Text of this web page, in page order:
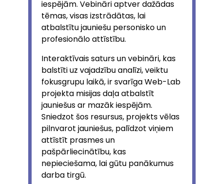
iespējām. Vebināri aptver dažādas
tēmas, visas izstrādātas, lai
atbalstītu jauniešu personisko un
profesionālo attīstību.
Interaktīvais saturs un vebināri, kas
balstīti uz vajadzību analīzi, veiktu
fokusgrupu laikā, ir svarīga Web-Lab
projekta misijas daļa atbalstīt
jauniešus ar mazāk iespējām.
Sniedzot šos resursus, projekts vēlas
pilnvarot jauniešus, palīdzot viņiem
attīstīt prasmes un
pašpārliecinātību, kas
nepieciešama, lai gūtu panākumus
darba tirgū.